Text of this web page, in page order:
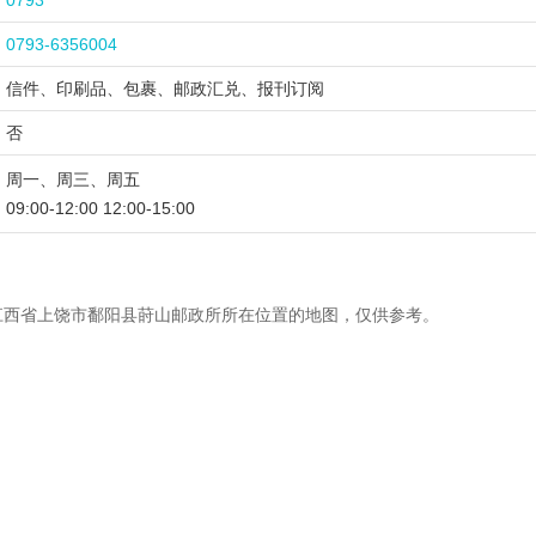
0793-6356004
信件、印刷品、包裹、邮政汇兑、报刊订阅
否
周一、周三、周五
09:00-12:00 12:00-15:00
省上饶市鄱阳县莳山邮政所所在位置的地图，仅供参考。